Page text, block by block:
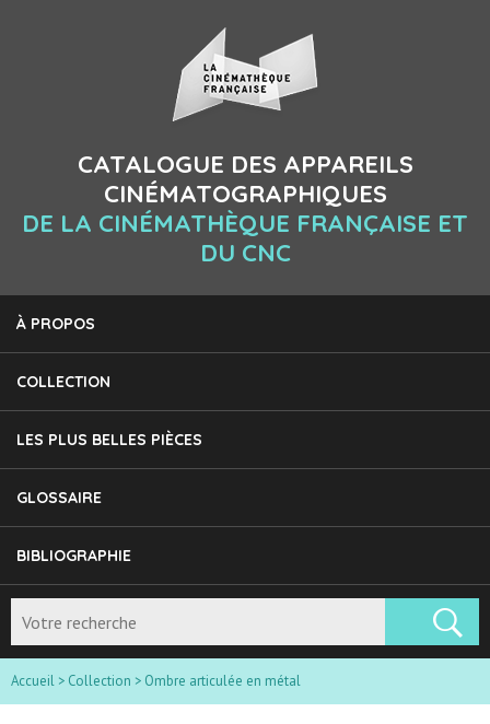
CATALOGUE DES APPAREILS
CINÉMATOGRAPHIQUES
DE LA CINÉMATHÈQUE FRANÇAISE ET
DU CNC
À PROPOS
COLLECTION
LES PLUS BELLES PIÈCES
GLOSSAIRE
BIBLIOGRAPHIE
Accueil > Collection > Ombre articulée en métal